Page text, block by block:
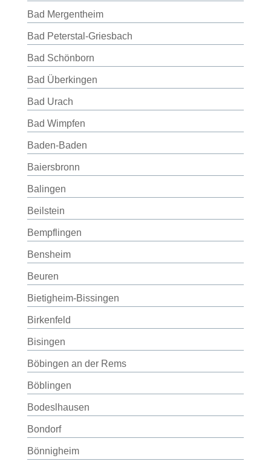
Bad Mergentheim
Bad Peterstal-Griesbach
Bad Schönborn
Bad Überkingen
Bad Urach
Bad Wimpfen
Baden-Baden
Baiersbronn
Balingen
Beilstein
Bempflingen
Bensheim
Beuren
Bietigheim-Bissingen
Birkenfeld
Bisingen
Böbingen an der Rems
Böblingen
Bodeslhausen
Bondorf
Bönnigheim